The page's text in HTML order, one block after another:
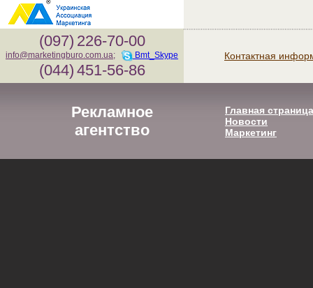
(097) 226-70-00
info@marketingburo.com.ua; Bmt_Skype
(044) 451-56-86
Контактная
Рекламное
агентство
Главная страница
Новости
Маркетинг